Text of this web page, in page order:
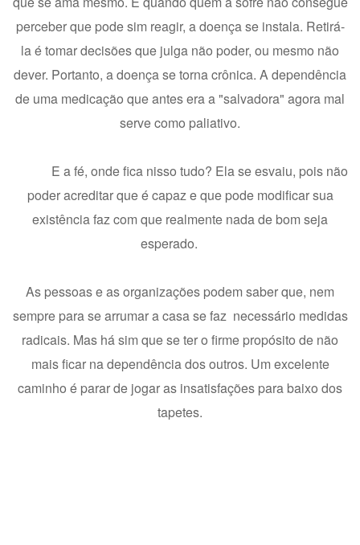
perceber que pode sim reagir, a doença se instala. Retirá-
la é tomar decisões que julga não poder, ou mesmo não
dever. Portanto, a doença se torna crônica. A dependência
de uma medicação que antes era a "salvadora" agora mal
serve como paliativo.
E a fé, onde fica nisso tudo? Ela se esvaiu, pois não
poder acreditar que é capaz e que pode modificar sua
existência faz com que realmente nada de bom seja
esperado.
As pessoas e as organizações podem saber que, nem
sempre para se arrumar a casa se faz necessário medidas
radicais. Mas há sim que se ter o firme propósito de não
mais ficar na dependência dos outros. Um excelente
caminho é parar de jogar as insatisfações para baixo dos
tapetes.